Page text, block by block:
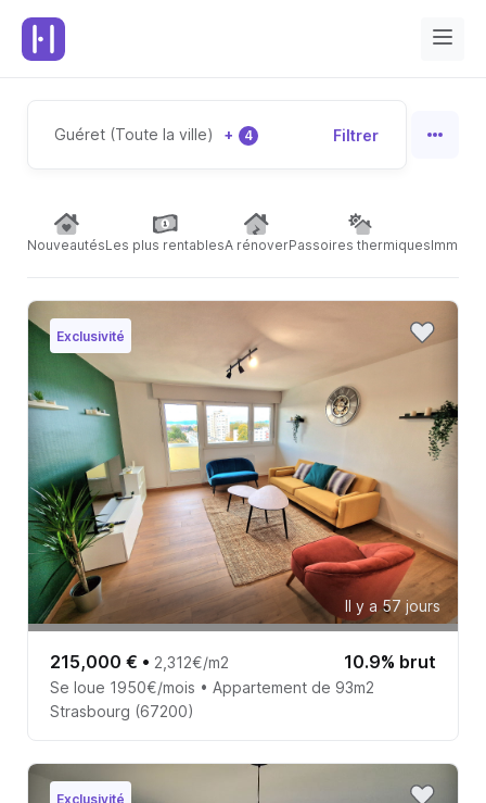
Guéret (Toute la ville) + 4 Filtrer
NouveautésLes plus rentablesA rénoverPassoires thermiques
Exclusivité
Il y a 57 jours
215,000 € • 2,312€/m2 10.9% brut
Se loue 1950€/mois • Appartement de 93m2
Strasbourg (67200)
Exclusivité